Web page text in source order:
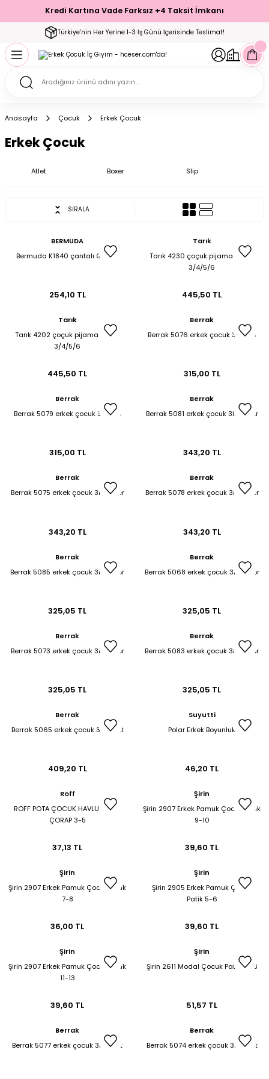
Kredi Kartına Vade Farksız +4 Taksit İmkanı
Türkiye’nin Her Yerine 1-3 İş Günü İçerisinde Teslimat!
Geri Dön
Geri Dön
Geri Dön
Geri Dön
Setler
Geri Dön
Geri Dön
Geri Dön
Çorap
Geri Dön
Geri Dön
Anasayfa Çocuk Erkek Çocuk
Erkek Çocuk
Atlet Boxer Slip
SIRALA
BERMUDA
Bermuda K1840 çantalı Gözlük
254,10 TL
Tarık
Tarık 4230 çoçuk pijama takım
3/4/5/6
445,50 TL
Tarık
Tarık 4202 çoçuk pijama takım
3/4/5/6
445,50 TL
Berrak
Berrak 5076 erkek çocuk 3lü slip
315,00 TL
Berrak
Berrak 5079 erkek çocuk 3lü slip
315,00 TL
Berrak
Berrak 5081 erkek çocuk 3lü boxer
343,20 TL
Berrak
Berrak 5075 erkek çocuk 3lü boxer
343,20 TL
Berrak
Berrak 5078 erkek çocuk 3lü boxer
343,20 TL
Berrak
Berrak 5085 erkek çocuk 3lü boxer
325,05 TL
Berrak
Berrak 5068 erkek çocuk 3lü boxer
325,05 TL
Berrak
Berrak 5073 erkek çocuk 3lü boxer
325,05 TL
Berrak
Berrak 5083 erkek çocuk 3lü boxer
325,05 TL
Berrak
Berrak 5065 erkek çocuk 3lü atlet
409,20 TL
Suyutti
Polar Erkek Boyunluk
46,20 TL
Roff
ROFF POTA ÇOCUK HAVLU ERKEK
ÇORAP 3-5
37,13 TL
Şirin
Şirin 2907 Erkek Pamuk Çocuk Patik
9-10
39,60 TL
Şirin
Şirin 2907 Erkek Pamuk Çocuk Patik
7-8
36,00 TL
Şirin
Şirin 2905 Erkek Pamuk Çocuk
Patik 5-6
39,60 TL
Şirin
Şirin 2907 Erkek Pamuk Çocuk Patik
11-13
39,60 TL
Şirin
Şirin 2611 Modal Çocuk Patik 11-13
51,57 TL
Berrak
Berrak 5077 erkek çocuk 3lü atlet
Berrak
Berrak 5074 erkek çocuk 3lü atlet